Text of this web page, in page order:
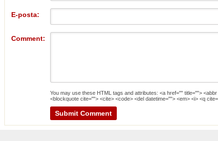
E-posta:
Comment:
You may use these HTML tags and attributes: <a href="" title="">
<blockquote cite=""> <cite> <code> <del datetime=""> <em> <i> <q